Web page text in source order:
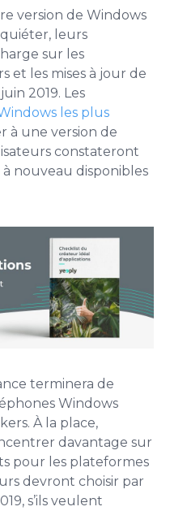
version de Windows
leurs
sur les
et les mises à jour de
2019. Les
les plus
à une version de
constateront
nouveau disponibles
terminera de
Windows
À la place,
davantage sur
pour les plateformes
devront choisir par
s’ils veulent